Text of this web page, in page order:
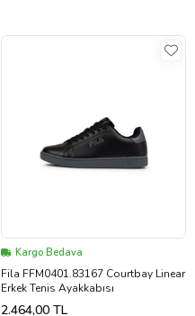
Kargo Bedava
Fila FFM0401.83167 Courtbay Linear
Erkek Tenis Ayakkabısı
2.464,00 TL